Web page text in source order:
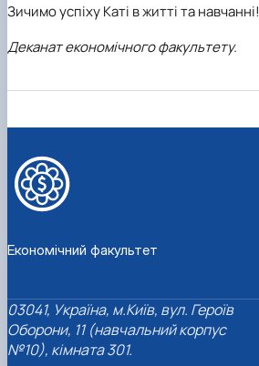
Зичимо успіху Каті в житті та навчанні!
Деканат економічного факультету.
Економічний факультет
03041, Україна, м.Київ, вул. Героїв
Оборони, 11 (навчальний корпус
№10), кімната 301.